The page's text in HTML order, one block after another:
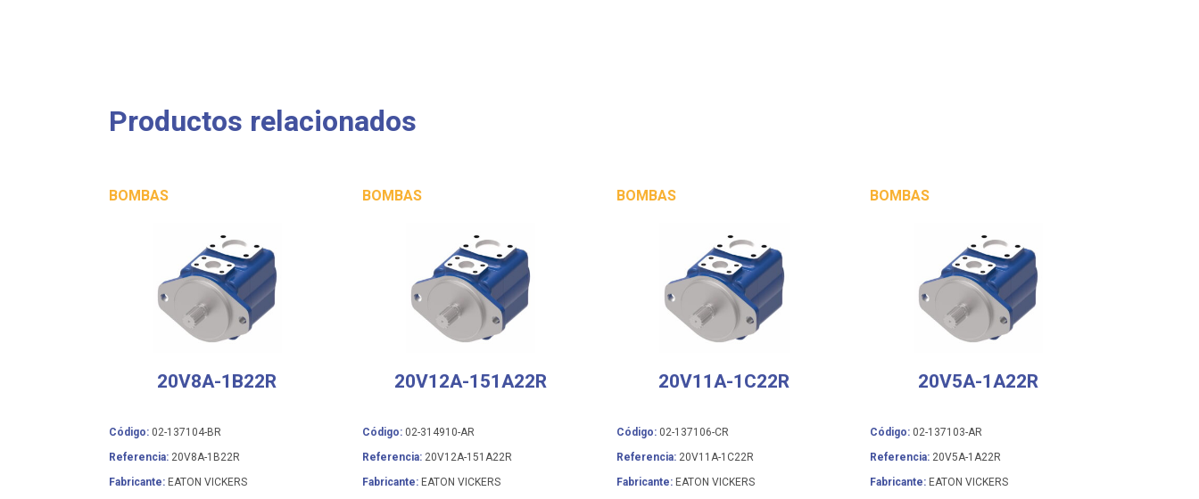
Productos relacionados
BOMBAS
20V8A-1B22R
Código: 02-137104-BR
Referencia: 20V8A-1B22R
Fabricante: EATON VICKERS
BOMBAS
20V12A-151A22R
Código: 02-314910-AR
Referencia: 20V12A-151A22R
Fabricante: EATON VICKERS
BOMBAS
20V11A-1C22R
Código:02-137106-CR
Referencia:20V11A-1C22R
Fabricante:EATON VICKERS
BOMBAS
20V5A-1A22R
Código: 02-137103-AR
Referencia: 20V5A-1A22R
Fabricante: EATON VICKERS